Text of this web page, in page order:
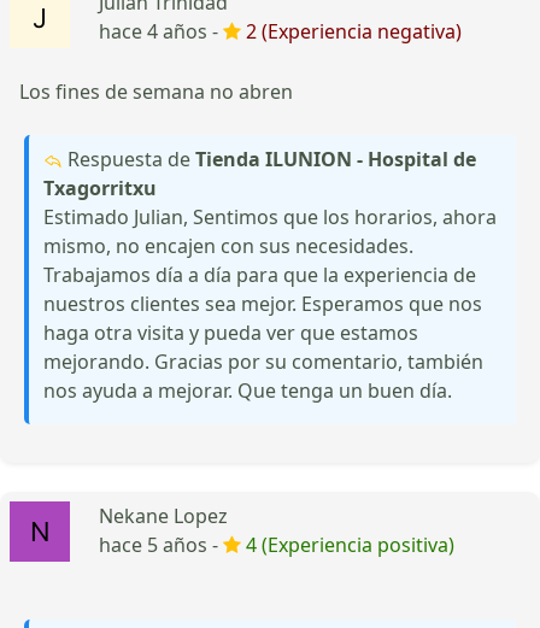
hace 4 años -
2 (Experiencia negativa)
Los fines de semana no abren
Respuesta deTienda ILUNION - Hospital de
Txagorritxu
Estimado Julian, Sentimos que los horarios, ahora
mismo, no encajen con sus necesidades.
Trabajamos día a día para que la experiencia de
nuestros clientes sea mejor. Esperamos que nos
haga otra visita y pueda ver que estamos
mejorando. Gracias por su comentario, también
nos ayuda a mejorar. Que tenga un buen día.
Nekane Lopez
hace 5 años -
4 (Experiencia positiva)